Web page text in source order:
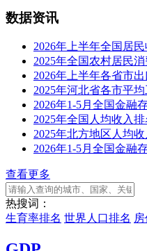
数据资讯
2026年上半年全国居
2025年全国农村居民
2026年上半年各省市
2025年河北省各市平
2026年1-5月全国金融
2025年全国人均收入
2025年北方地区人均
2026年1-5月全国金融
查看更多
热搜词：
生育率排名 世界人口排名